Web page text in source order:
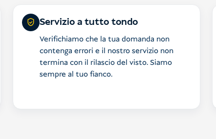
Servizio a tutto tondo
Verifichiamo che la tua domanda non
contenga errori e il nostro servizio non
termina con il rilascio del visto. Siamo
sempre al tuo fianco.